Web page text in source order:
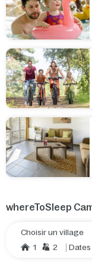
whereToSleep
Choisir un village
1
2